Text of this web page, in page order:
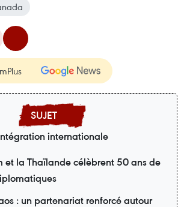
internationale
et la Thaïlande célèbrent 50 ans de
: un partenariat renforcé autour